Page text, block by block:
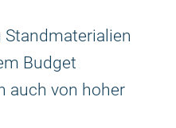
Budget
auch von hoher